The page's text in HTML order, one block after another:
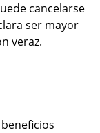
cancelarse
ser mayor
veraz.